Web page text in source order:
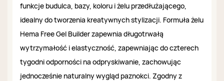
funkcje budulca, bazy, koloru i żelu przedłużającego,
idealny do tworzenia kreatywnych stylizacji. Formuła żelu
Hema Free Gel Builder zapewnia długotrwałą
wytrzymałość i elastyczność, zapewniając do czterech
tygodni odporności na odpryskiwanie, zachowując
jednocześnie naturalny wygląd paznokci. Zgodny z